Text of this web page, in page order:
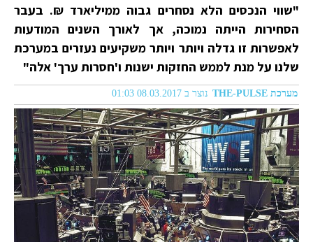
"שווי הנכסים הלא נסחרים גבוה ממיליארד ₪. בעבר
הסחירות הייתה נמוכה, אך לאורך השנים המודעות
לאפשרות זו גדלה ויותר ויותר משקיעים נעזרים במערכת
שלנו על מנת לממש החזקות ישנות ו'חסרות ערך' אלה"
מערכת THE-PULSE נוצר ב 08.03.2017 01:03